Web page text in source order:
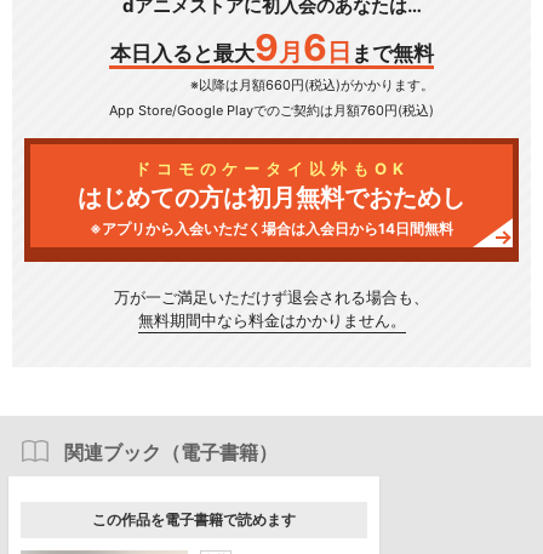
dアニメストアに初入会のあなたは…
本日入ると最大9 月 6 日 まで無料
※以降は月額660円(税込)がかかります。
App Store/Google Playでのご契約は月額760円(税込)
ドコモのケータイ以外もOK
はじめての方は初月無料でおためし
※アプリから入会いただく場合は入会日から14日間無料
万が一ご満足いただけず退会される場合も、
無料期間中なら料金はかかりません。
関連ブック（電子書籍）
この作品を電子書籍で読めます